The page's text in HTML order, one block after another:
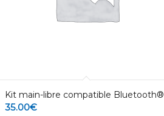
Kit main-libre compatible Bluetooth®
35.00€